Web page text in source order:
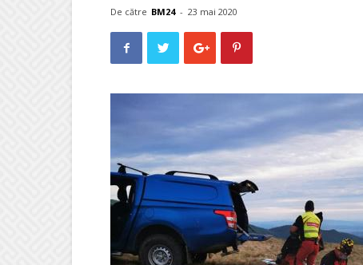
De către BM24 - 23 mai 2020